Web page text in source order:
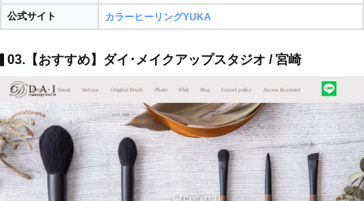
公式サイト カラーヒーリングYUKA
03.【おすすめ】ダイ･メイクアップスタジオ / 宮崎